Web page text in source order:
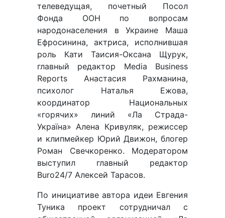
телеведущая, почетный Посол
Фонда ООН по вопросам
народонаселения в Украине Маша
Ефросинина, актриса, исполнившая
роль Кати Таисия-Оксана Щурук,
главный редактор Media Business
Reports Анастасия Рахманина,
психолог Наталья Ежова,
координатор Национальных
«горячих» линий «Ла Страда-
Україна» Алена Кривуляк, режиссер
и клипмейкер Юрий Движон, блогер
Роман Свечкоренко. Модератором
выступил главный редактор
Buro24/7 Алексей Тарасов.
По инициативе автора идеи Евгения
Туника проект сотрудничал с